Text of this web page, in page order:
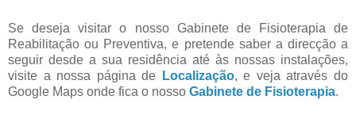
Se deseja visitar o nosso Gabinete de Fisioterapia de
Reabilitação ou Preventiva, e pretende saber a direcção a
seguir desde a sua residência até às nossas instalações,
visite a nossa página de
Localização, e veja através do
Google Maps onde fica o nosso Gabinete de Fisioterapia.